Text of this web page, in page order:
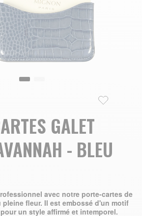
GALET
- BLEU
avec notre porte-cartes de
fleur. Il est embossé d'un motif
un style affirmé et intemporel.